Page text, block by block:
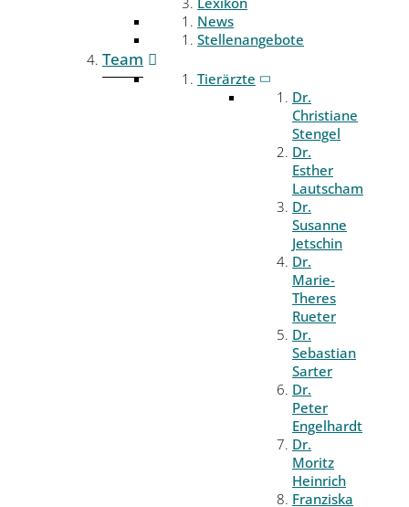
News
Stellenangebote
Team
Tierärzte
Dr.
Christiane
Stengel
Dr.
Esther
Lautscham
Dr.
Susanne
Jetschin
Dr.
Marie-
Theres
Rueter
Dr.
Sebastian
Sarter
Dr.
Peter
Engelhardt
Dr.
Moritz
Heinrich
Franziska